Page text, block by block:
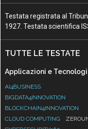
Testata registrata al
1927. Testata scientifica
TUTTE LE TESTATE
Applicazioni e
AI4BUSINESS
BIGDATA4INNOVATION
BLOCKCHAIN4INNOVATION
CLOUD COMPUTING